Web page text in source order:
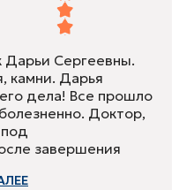
Дарьи Сергеевны.
камни. Дарья
дела! Все прошло
Доктор,
завершения